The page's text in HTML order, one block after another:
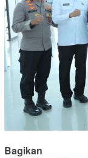
Bagikan